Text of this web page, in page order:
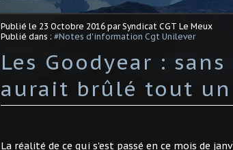
Publié le 23 Octobre 2016 par Syndicat CGT Le Meux
Publié dans : #Notes d'information Cgt Unilever
Les Goodyear :
aurait brûlé tout
La réalité de ce qui s'est passé en ce mois de